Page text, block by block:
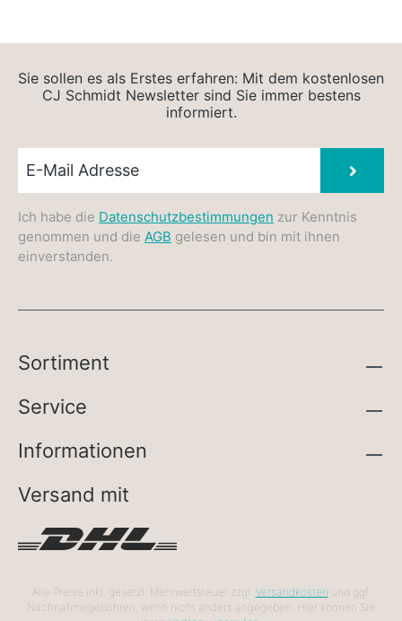
Sie sollen es als Erstes erfahren: Mit dem kostenlosen
CJ Schmidt Newsletter sind Sie immer bestens
informiert.
Ich habe die Datenschutzbestimmungen zur Kenntnis
genommen und die AGB gelesen und bin mit ihnen
einverstanden.
Sortiment
Service
Informationen
Versand mit
Alle Preise inkl. gesetzl. Mehrwertsteuer zzgl. Versandkosten und ggf.
Nachnahmegebühren, wenn nicht anders angegeben. Hier können Sie